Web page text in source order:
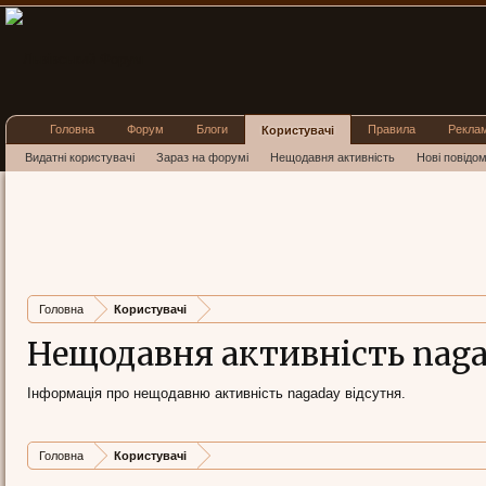
Головна Користувачі
Нещодавня активність
Інформація про нещодавню активність nagaday відсутня.
Головна Користувачі
Головна Форум Блоги Користувачі
Видатні користувачі Зараз на форумі Нещодавня активність Нові
Правила